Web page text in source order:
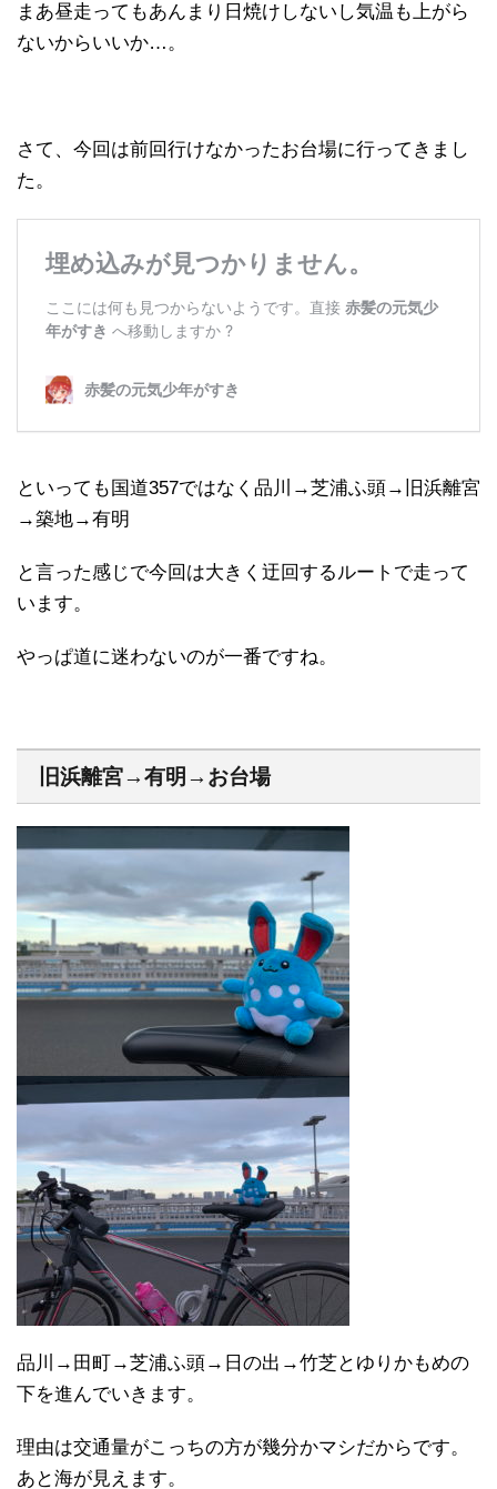
まあ昼走ってもあんまり日焼けしないし気温も上がら
ないからいいか…。
さて、今回は前回行けなかったお台場に行ってきまし
た。
といっても国道357ではなく品川→芝浦ふ頭→旧浜離宮
→築地→有明
と言った感じで今回は大きく迂回するルートで走って
います。
やっぱ道に迷わないのが一番ですね。
旧浜離宮→有明→お台場
品川→田町→芝浦ふ頭→日の出→竹芝とゆりかもめの
下を進んでいきます。
理由は交通量がこっちの方が幾分かマシだからです。
あと海が見えます。